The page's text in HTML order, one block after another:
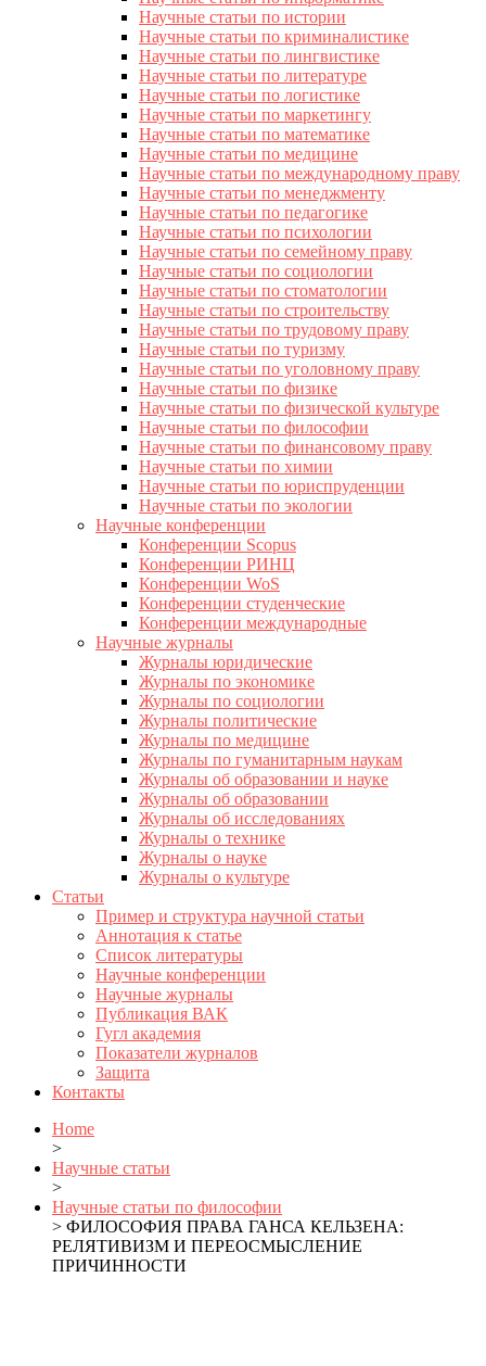
Научные статьи по истории
Научные статьи по криминалистике
Научные статьи по лингвистике
Научные статьи по литературе
Научные статьи по логистике
Научные статьи по маркетингу
Научные статьи по математике
Научные статьи по медицине
Научные статьи по международному праву
Научные статьи по менеджменту
Научные статьи по педагогике
Научные статьи по психологии
Научные статьи по семейному праву
Научные статьи по социологии
Научные статьи по стоматологии
Научные статьи по строительству
Научные статьи по трудовому праву
Научные статьи по туризму
Научные статьи по уголовному праву
Научные статьи по физике
Научные статьи по физической культуре
Научные статьи по философии
Научные статьи по финансовому праву
Научные статьи по химии
Научные статьи по юриспруденции
Научные статьи по экологии
Научные конференции
Конференции Scopus
Конференции РИНЦ
Конференции WoS
Конференции студенческие
Конференции международные
Научные журналы
Журналы юридические
Журналы по экономике
Журналы по социологии
Журналы политические
Журналы по медицине
Журналы по гуманитарным наукам
Журналы об образовании и науке
Журналы об образовании
Журналы об исследованиях
Журналы о технике
Журналы о науке
Журналы о культуре
Статьи
Пример и структура научной статьи
Аннотация к статье
Список литературы
Научные конференции
Научные журналы
Публикация ВАК
Гугл академия
Показатели журналов
Защита
Контакты
Home
>
Научные статьи
>
Научные статьи по философии
> ФИЛОСОФИЯ ПРАВА ГАНСА КЕЛЬЗЕНА:
РЕЛЯТИВИЗМ И ПЕРЕОСМЫСЛЕНИЕ
ПРИЧИННОСТИ